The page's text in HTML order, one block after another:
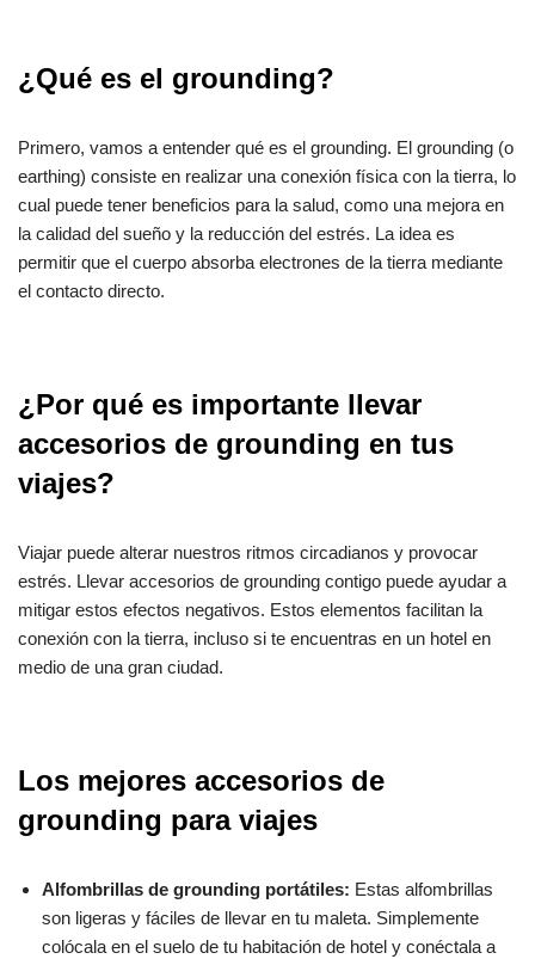
¿Qué es el grounding?
Primero, vamos a entender qué es el grounding. El grounding (o
earthing) consiste en realizar una conexión física con la tierra, lo
cual puede tener beneficios para la salud, como una mejora en
la calidad del sueño y la reducción del estrés. La idea es
permitir que el cuerpo absorba electrones de la tierra mediante
el contacto directo.
¿Por qué es importante llevar
accesorios de grounding en tus
viajes?
Viajar puede alterar nuestros ritmos circadianos y provocar
estrés. Llevar accesorios de grounding contigo puede ayudar a
mitigar estos efectos negativos. Estos elementos facilitan la
conexión con la tierra, incluso si te encuentras en un hotel en
medio de una gran ciudad.
Los mejores accesorios de
grounding para viajes
Alfombrillas de grounding portátiles: Estas alfombrillas
son ligeras y fáciles de llevar en tu maleta. Simplemente
colócala en el suelo de tu habitación de hotel y conéctala a